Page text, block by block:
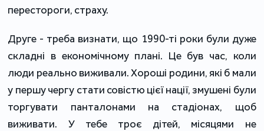
перестороги, страху.
Друге - треба визнати, що 1990-ті роки були дуже
складні в економічному плані. Це був час, коли
люди реально виживали. Хороші родини, які б мали
у першу чергу стати совістю цієї нації, змушені були
торгувати панталонами на стадіонах, щоб
виживати. У тебе троє дітей, місяцями не